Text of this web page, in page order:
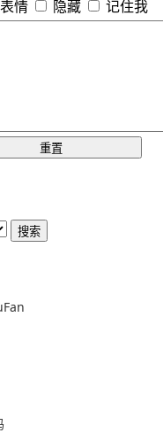
情 隐藏 记住我